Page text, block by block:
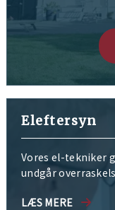
Eleftersyn
Vores el-tekniker
undgår
LÆS MERE